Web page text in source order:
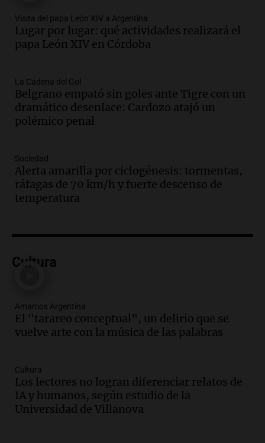
Audio.
Boca Juniors obtiene una vital
victoria ante Estudiantes gracias al gol
de Santiago Azcácibar
Noticias
Audio.La visita papal no debe mezclarse
con la política, advierte el consultor
Carlos Fara
Panorama Federal
Audio.
Febrero al 6100 y terminó
hospitalizado
Noticias Rosario
mil los escapes libres y sancionará las
Radioinforme 3
Central refleja tensiones políticas y
económicos en Argentina
Noticias
Audio.
propiedad privada: "Hay mucho relato y
poca lectura"
Noticias Rosario
Visita del papa León XIV a Argentina
Lugar por lugar: qué actividades realizará el
papa León XIV en Córdoba
La Cadena del Gol
Belgrano empató sin goles ante Tigre con un
dramático desenlace: Cardozo atajó un
polémico penal
Sociedad
Alerta amarilla por ciclogénesis: tormentas,
ráfagas de 70 km/h y fuerte descenso de
temperatura
Cultura
Amamos Argentina
El "tarareo conceptual", un delirio que se
vuelve arte con la música de las palabras
Cultura
Los lectores no logran diferenciar relatos de
IA y humanos, según estudio de la
Universidad de Villanova